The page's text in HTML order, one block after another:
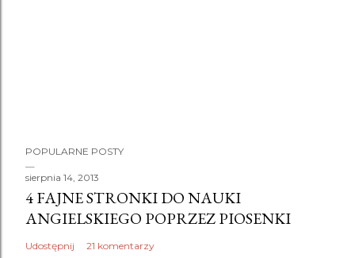
POPULARNE POSTY
sierpnia 14, 2013
4 FAJNE STRONKI DO NAUKI
ANGIELSKIEGO POPRZEZ PIOSENKI
Udostępnij 21 komentarzy